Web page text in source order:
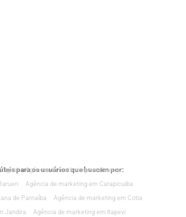
para os usuários que buscam por:
Agência de marketing em Osasco
Agência de marketing em Carapicuiba
de Parnaíba
Agência de marketing em Cotia
Jandira
Agência de marketing em Itapevi